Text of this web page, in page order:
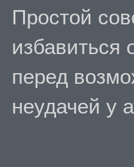
Простой
избавиться
перед
неудачей у